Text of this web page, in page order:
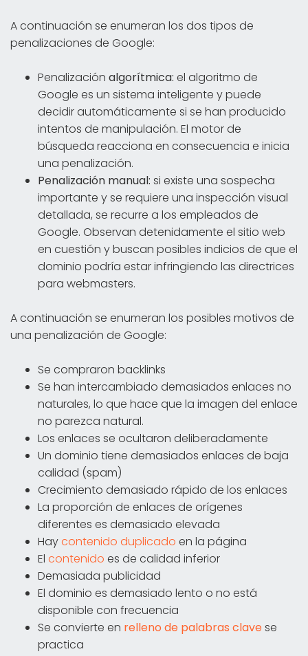
A continuación se enumeran los dos tipos de
penalizaciones de Google:
Penalización algorítmica: el algoritmo de
Google es un sistema inteligente y puede
decidir automáticamente si se han producido
intentos de manipulación. El motor de
búsqueda reacciona en consecuencia e inicia
una penalización.
Penalización manual: si existe una sospecha
importante y se requiere una inspección visual
detallada, se recurre a los empleados de
Google. Observan detenidamente el sitio web
en cuestión y buscan posibles indicios de que el
dominio podría estar infringiendo las directrices
para webmasters.
A continuación se enumeran los posibles motivos de
una penalización de Google:
Se compraron backlinks
Se han intercambiado demasiados enlaces no
naturales, lo que hace que la imagen del enlace
no parezca natural.
Los enlaces se ocultaron deliberadamente
Un dominio tiene demasiados enlaces de baja
calidad (spam)
Crecimiento demasiado rápido de los enlaces
La proporción de enlaces de orígenes
diferentes es demasiado elevada
Haycontenido duplicado en la página
El contenido es de calidad inferior
Demasiada publicidad
El dominio es demasiado lento o no está
disponible con frecuencia
Se convierte en relleno de palabras clavese
practica